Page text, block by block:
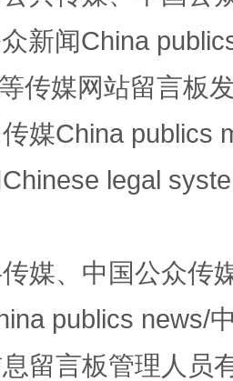
麦地、白藏房
新闻China
传媒网站留言板
媒China publics
legal
媒、中国公众传
publics news/
留言板管理人员